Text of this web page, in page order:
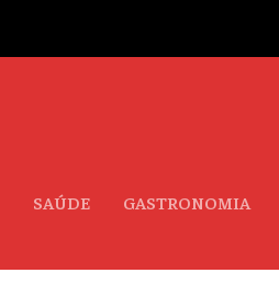
SAÚDE GASTRONOMIA